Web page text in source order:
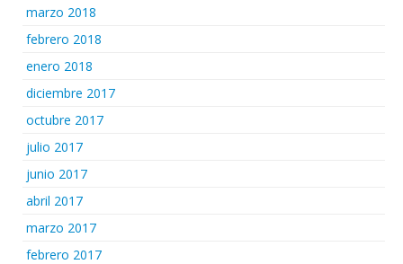
marzo 2018
febrero 2018
enero 2018
diciembre 2017
octubre 2017
julio 2017
junio 2017
abril 2017
marzo 2017
febrero 2017